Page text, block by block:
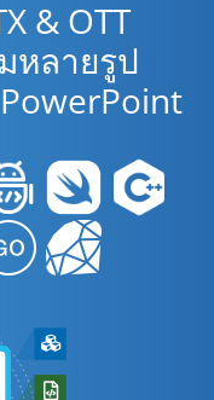
& OTT
หลายรูป
PowerPoint